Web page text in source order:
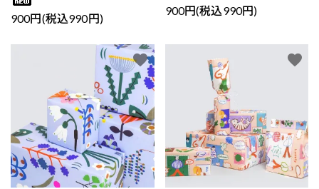
900円(税込990円)
900円(税込990円)
favorite favorite